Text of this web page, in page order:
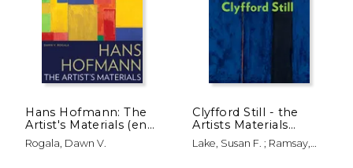
dcto.
50%
dcto.
Hans Hofmann: The
Artist's Materials (en
Inglés)
Rogala, Dawn V.
Clyfford Still - the
Artists Materials
(Getty Publications -)
(en Inglés)
Lake, Susan F. ; Ramsay,